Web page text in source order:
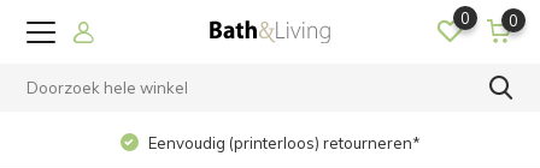
0 0
Eenvoudig (printerloos) retourneren*